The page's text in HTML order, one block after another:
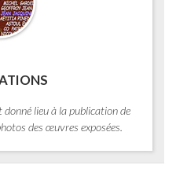
lieu à la publication de
des œuvres exposées.